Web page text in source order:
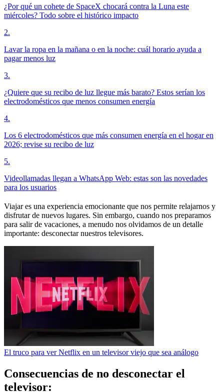
¿Por qué un cohete de SpaceX chocará contra la Luna este
miércoles? Todo sobre el histórico impacto
2.
Lavar la ropa en la mañana o en la noche: cuál horario ayuda a
pagar menos luz
3.
¿Quiere que su recibo de luz llegue más barato? Estos serían los
electrodomésticos que menos consumen energía
4.
Los 6 electrodomésticos que más consumen energía en el hogar en
2026; revise su recibo de luz
5.
Videollamadas llegan a WhatsApp Web: estas son las novedades
para los usuarios
Viajar es una experiencia emocionante que nos permite relajarnos y
disfrutar de nuevos lugares. Sin embargo, cuando nos preparamos
para salir de vacaciones, a menudo nos olvidamos de un detalle
importante: desconectar nuestros televisores.
El truco para ver Netflix en un televisor viejo que sea análogo
Consecuencias de no desconectar el
televisor: